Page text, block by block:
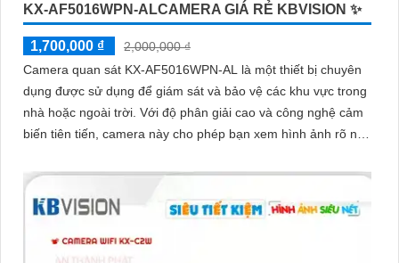
KX-AF5016WPN-ALCAMERA GIÁ RẺ KBVISION ✨
1,700,000 ₫
2,000,000 ₫
Camera quan sát KX-AF5016WPN-AL là một thiết bị chuyên
dụng được sử dụng để giám sát và bảo vệ các khu vực trong
nhà hoặc ngoài trời. Với độ phân giải cao và công nghệ cảm
biến tiên tiến, camera này cho phép bạn xem hình ảnh rõ nét